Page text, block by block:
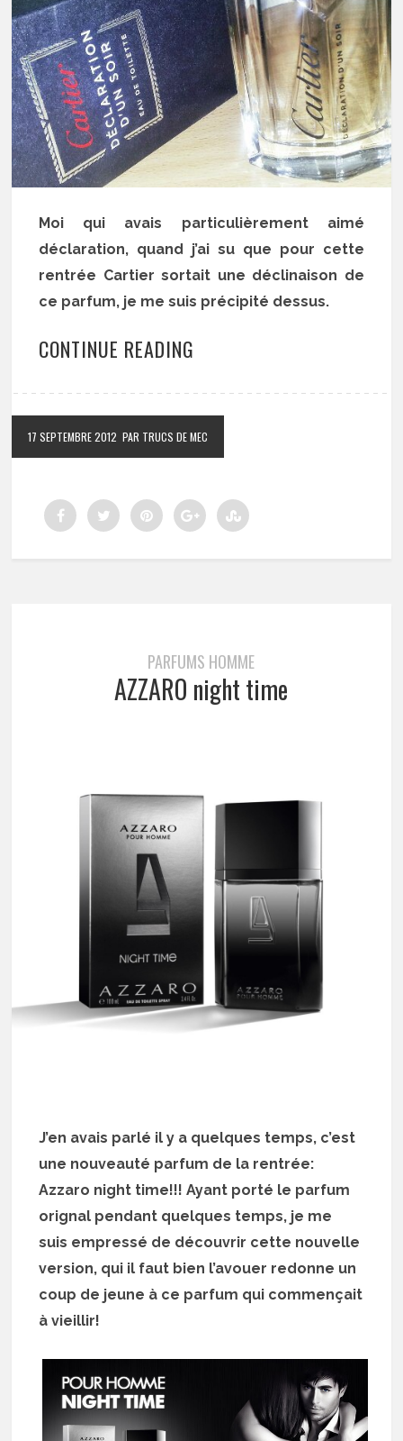
Moi qui avais particulièrement aimé
déclaration, quand j’ai su que pour cette
rentrée Cartier sortait une déclinaison de
ce parfum, je me suis précipité dessus.
CONTINUE READING
17 SEPTEMBRE 2012 PAR TRUCS DE MEC
PARFUMS HOMME
AZZARO night time
J’en avais parlé il y a quelques temps, c’est
une nouveauté parfum de la rentrée:
Azzaro night time!!! Ayant porté le parfum
orignal pendant quelques temps, je me
suis empressé de découvrir cette nouvelle
version, qui il faut bien l’avouer redonne un
coup de jeune à ce parfum qui commençait
à vieillir!